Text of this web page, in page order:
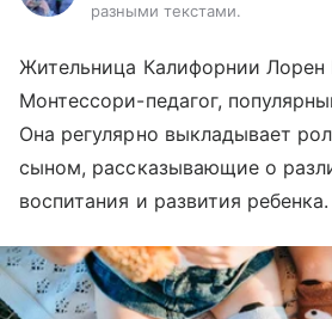
разными текстами.
Жительница Калифорнии Лорен
Монтессори-педагог,
Она регулярно выкладывает
сыном, рассказывающие о
воспитания и развития ребенка.